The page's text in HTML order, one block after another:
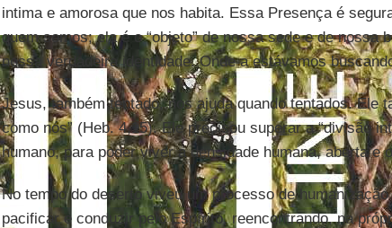
intima e amorosa que nos habita. Essa Presença é
quem somos; ela é o “objeto” de nossa sede e de nossa
nossa verdadeira identidade. Onde a estávamos
Jesus, também tentado, nos ajuda quando tentados. Ele
como nós” (Heb. 4,15). Ele precisou superar a “divisão
humano, para poder viver a densidade humana, aberta e
No tempo do deserto viveu um processo de
pacificar e conduzir pelo Espírito, reencontrando, na